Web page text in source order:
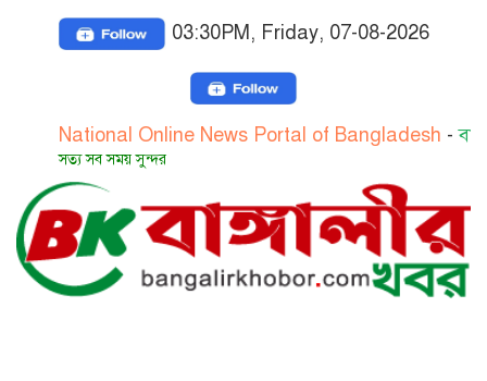
03:30PM, Friday, 07-08-2026
Online News Portal of Bangladesh-
সব সময় সুন্দর